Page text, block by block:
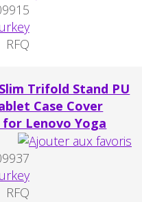
RFQ
Trifold Stand PU
Case Cover
for Lenovo Yoga
RFQ